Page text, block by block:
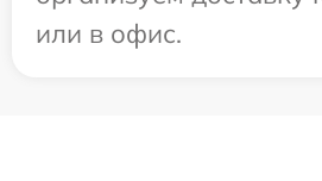
или в офис.